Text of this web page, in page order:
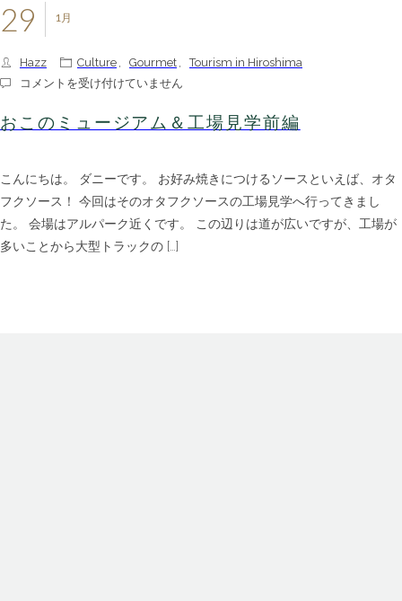
1月
29
Hazz Culture , Gourmet ,
Tourism in Hiroshima
お
の
ミ
ジ
ア
ム
＆
工
コメントを受け付けていません
おこのミュージアム＆工場見学前編
こんにちは。 ダニーです。 お好み焼きにつけるソースといえば、オタ
フクソース！ 今回はそのオタフクソースの工場見学へ行ってきまし
た。 会場はアルパーク近くです。 この辺りは道が広いですが、工場が
多いことから大型トラックの […]